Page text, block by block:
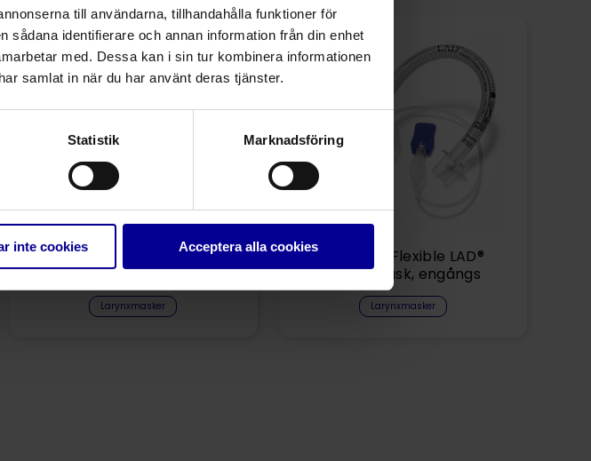
till användarna, tillhandahålla funktioner för
identifierare och annan information från din enhet
med. Dessa kan i sin tur kombinera informationen
samlat in när du har använt deras tjänster.
Statistik Marknadsföring
inte cookies Acceptera alla cookies
Silicone LAD® Larynxmask,
engångs
Larynxmasker
Visionary Flexible LAD®
Larynxmask, engångs
Larynxmasker